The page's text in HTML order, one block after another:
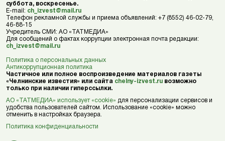
суббота, воскресенье.
E-mail: ch_izvest@mail.ru
Телефон рекламной службы и приема объявлений: +7 (8552) 46-02-79,
46-88-15
Учредитель СМИ: АО «ТАТМЕДИА»
Для сообщений о фактах коррупции электронная почта редакции:
ch_izvest@mail.ru
Политика о персональных данных
Антикоррупционная политика
Частичное или полное воспроизведение материалов газеты
«Челнинские известия» или сайта chelny-izvest.ru возможно
только при наличии гиперссылки.
АО «ТАТМЕДИА» использует «cookie» для персонализации сервисов и
удобства пользователей сайтом. Использование «cookie» можно
отменить в настройках браузера.
Политика конфиденциальности